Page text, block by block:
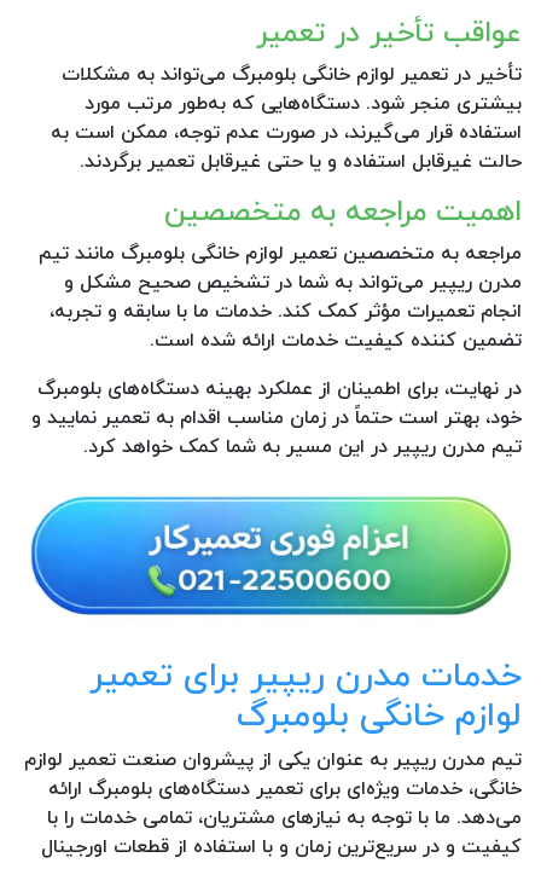
عواقب تأخیر در تعمیر
تأخیر در تعمیر لوازم خانگی بلومبرگ می‌تواند به مشکلات
بیشتری منجر شود. دستگاه‌هایی که به‌طور مرتب مورد
استفاده قرار می‌گیرند، در صورت عدم توجه، ممکن است به
حالت غیرقابل استفاده و یا حتی غیرقابل تعمیر برگردند.
اهمیت مراجعه به متخصصین
مراجعه به متخصصین تعمیر لوازم خانگی بلومبرگ مانند تیم
مدرن ریپیر می‌تواند به شما در تشخیص صحیح مشکل و
انجام تعمیرات مؤثر کمک کند. خدمات ما با سابقه و تجربه،
تضمین کننده کیفیت خدمات ارائه شده است.
در نهایت، برای اطمینان از عملکرد بهینه دستگاه‌های بلومبرگ
خود، بهتر است حتماً در زمان مناسب اقدام به تعمیر نمایید و
تیم مدرن ریپیر در این مسیر به شما کمک خواهد کرد.
خدمات مدرن ریپیر برای تعمیر
لوازم خانگی بلومبرگ
تیم مدرن ریپیر به عنوان یکی از پیشروان صنعت تعمیر لوازم
خانگی، خدمات ویژه‌ای برای تعمیر دستگاه‌های بلومبرگ ارائه
می‌دهد. ما با توجه به نیازهای مشتریان، تمامی خدمات را با
کیفیت و در سریع‌ترین زمان و با استفاده از قطعات اورجینال